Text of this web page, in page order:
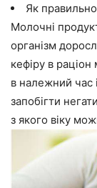
Як
Молочні
організм
кефіру в раціон
в належний час
запобігти
з якого віку